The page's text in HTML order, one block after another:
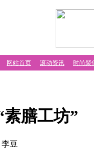
网站首页 滚动资讯 时尚聚
膳工坊”
豆